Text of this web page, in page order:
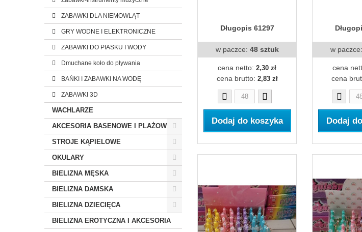
ZABAWKI DLA NIEMOWLĄT
GRY WODNE I ELEKTRONICZNE
ZABAWKI DO PIASKU I WODY
Dmuchane koło do pływania
BAŃKI I ZABAWKI NA WODĘ
ZABAWKI 3D
WACHLARZE
AKCESORIA BASENOWE I PLAŻOWE
STROJE KĄPIELOWE
OKULARY
BIELIZNA MĘSKA
BIELIZNA DAMSKA
BIELIZNA DZIECIĘCA
BIELIZNA EROTYCZNA I AKCESORIA
Długopis 61297
w paczce: 48 sztuk
cena netto: 2,30 zł
cena brutto: 2,83 zł
Dodaj do koszyka
w paczce:
cena
cena
Dodaj